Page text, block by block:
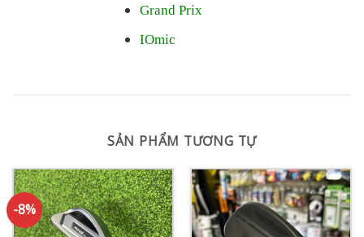
Grand Prix
IOmic
SẢN PHẨM TƯƠNG TỰ
-8%